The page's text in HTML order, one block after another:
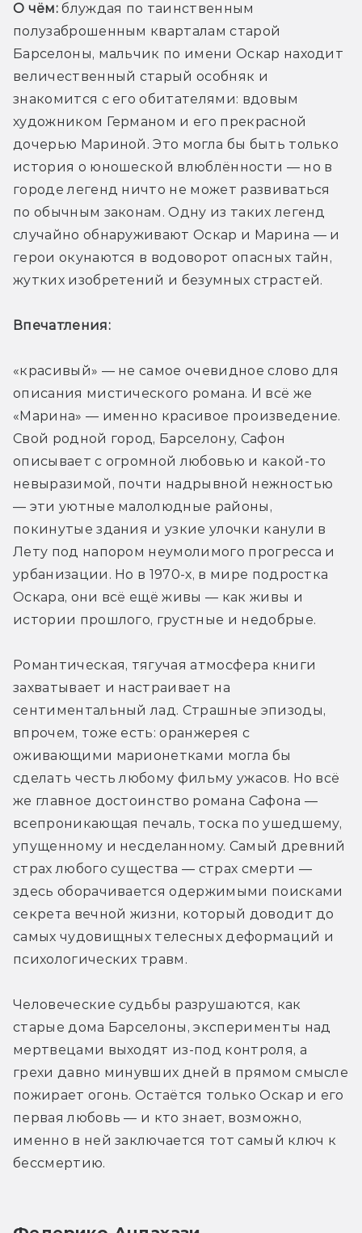
О чём: блуждая по таинственным
полузаброшенным кварталам старой
Барселоны, мальчик по имени Оскар находит
величественный старый особняк и
знакомится с его обитателями: вдовым
художником Германом и его прекрасной
дочерью Мариной. Это могла бы быть только
история о юношеской влюблённости — но в
городе легенд ничто не может развиваться
по обычным законам. Одну из таких легенд
случайно обнаруживают Оскар и Марина — и
герои окунаются в водоворот опасных тайн,
жутких изобретений и безумных страстей.
Впечатления:
«красивый» — не самое очевидное слово для
описания мистического романа. И всё же
«Марина» — именно красивое произведение.
Свой родной город, Барселону, Сафон
описывает с огромной любовью и какой-то
невыразимой, почти надрывной нежностью
— эти уютные малолюдные районы,
покинутые здания и узкие улочки канули в
Лету под напором неумолимого прогресса и
урбанизации. Но в 1970-х, в мире подростка
Оскара, они всё ещё живы — как живы и
истории прошлого, грустные и недобрые.
Романтическая, тягучая атмосфера книги
захватывает и настраивает на
сентиментальный лад. Страшные эпизоды,
впрочем, тоже есть: оранжерея с
оживающими марионетками могла бы
сделать честь любому фильму ужасов. Но всё
же главное достоинство романа Сафона —
всепроникающая печаль, тоска по ушедшему,
упущенному и несделанному. Самый древний
страх любого существа — страх смерти —
здесь оборачивается одержимыми поисками
секрета вечной жизни, который доводит до
самых чудовищных телесных деформаций и
психологических травм.
Человеческие судьбы разрушаются, как
старые дома Барселоны, эксперименты над
мертвецами выходят из-под контроля, а
грехи давно минувших дней в прямом смысле
пожирает огонь. Остаётся только Оскар и его
первая любовь — и кто знает, возможно,
именно в ней заключается тот самый ключ к
бессмертию.